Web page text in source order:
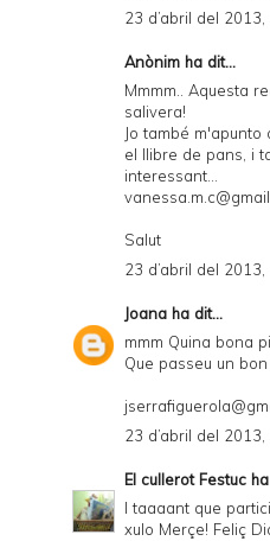
23 d’abril del
Anònim ha dit...
Mmmm.. Aquesta
salivera!
Jo també
el llibre de pans, i
interessant...
Salut
23 d’abril del
Joana ha dit...
mmm Quina bona
Que passeu un
23 d’abril del
El cullerot Festuc
I taaaant que
xulo Merçe! Feliç